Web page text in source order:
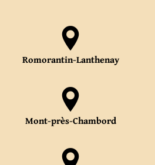
Romorantin-Lanthenay
Mont-près-Chambord